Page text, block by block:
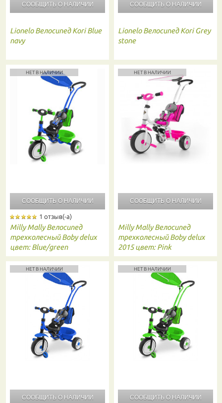
СООБЩИТЬ О НАЛИЧИИ
Lionelo Велосипед Kori Blue
navy
СООБЩИТЬ О НАЛИЧИИ
Lionelo Велосипед Kori Grey
stone
НЕТ В НАЛИЧИИ
СООБЩИТЬ О НАЛИЧИИ
1 отзыв(-а)
Milly Mally Велосипед
трехколесный Boby delux
цвет: Blue/green
НЕТ В НАЛИЧИИ
СООБЩИТЬ О НАЛИЧИИ
Milly Mally Велосипед
трехколесный Boby delux
2015 цвет: Pink
НЕТ В НАЛИЧИИ
СООБЩИТЬ О НАЛИЧИИ
НЕТ В НАЛИЧИИ
СООБЩИТЬ О НАЛИЧИИ